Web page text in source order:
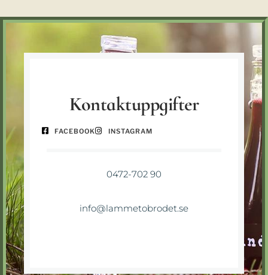
Kontaktuppgifter
FACEBOOK INSTAGRAM
0472-702 90
info@lammetobrodet.se